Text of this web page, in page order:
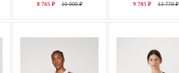
8 765 ₽ 10 000 ₽ 9 785 ₽ 13 770 ₽